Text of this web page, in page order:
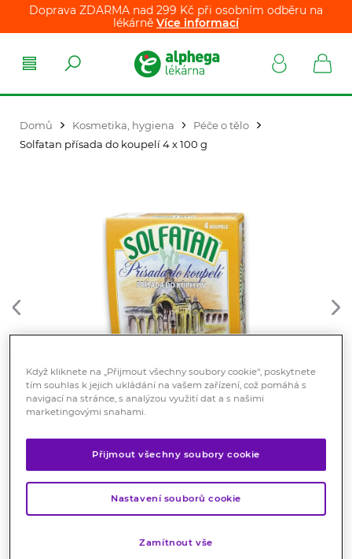
Doprava ZDARMA nad 299 Kč při osobním odběru na
lékárně Více informací
Domů Kosmetika, hygiena
Péče o tělo
Solfatan přísada do koupelí 4 x 100 g
Solfatan přísada do koupelí 4 x
100 g
Kosmetika
Přísada do koupele ve formě prášku s obsahem síry.
Když kliknete na „Přijmout všechny soubory cookie“, poskytnete
tím souhlas k jejich ukládání na vašem zařízení, což pomáhá s
navigací na stránce, s analýzou využití dat a s našimi
marketingovými snahami.
Přijmout všechny soubory cookie
Nastavení souborů cookie
Zamítnout vše